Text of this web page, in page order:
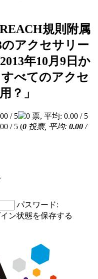
規則附属
アクセサリー
年10月9日か
べてのアクセ
？」
(0 投票, 平均: 0.00 /
パスワード:
ン状態を保存する